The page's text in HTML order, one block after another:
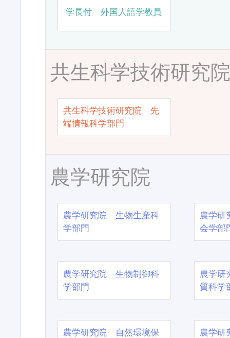
学長付 外国人語学教員
共生科学技術研究
共生科学技術研究院 先
端情報科学部門
農学研究院
農学研究院 生物生産科
学部門
農学
会学部
農学研究院 生物制御科
学部門
農学
質科学
農学研究院 自然環境保
農学